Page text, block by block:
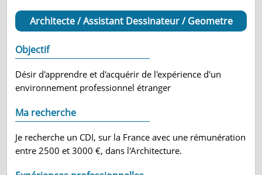
Architecte / Assistant Dessinateur / Geometre
Objectif
Désir d'apprendre et d'acquérir de l'expérience d'un
environnement professionnel étranger
Ma recherche
Je recherche un CDI, sur la France avec une rémunération
entre 2500 et 3000 €, dans l'Architecture.